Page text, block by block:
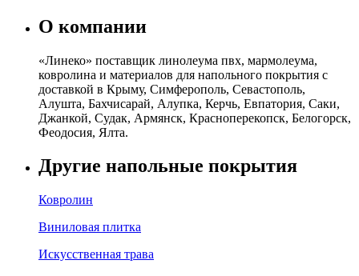
О компании
«Линеко» поставщик линолеума пвх, мармолеума,
ковролина и материалов для напольного покрытия с
доставкой в Крыму, Симферополь, Севастополь,
Алушта, Бахчисарай, Алупка, Керчь, Евпатория, Саки,
Джанкой, Судак, Армянск, Красноперекопск, Белогорск,
Феодосия, Ялта.
Другие напольные покрытия
Ковролин
Виниловая плитка
Искусственная трава